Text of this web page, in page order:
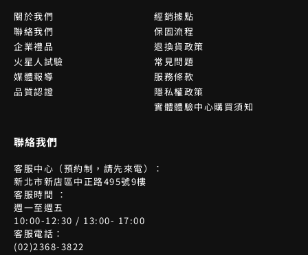
關於我們
聯絡我們
企業禮品
火星人試驗
媒體報導
品質認證
經銷據點
保固流程
退換貨政策
常見問題
服務條款
隱私權政策
實體體驗中心購買須知
聯絡我們
客服中心（預約制，請先來電）：
新北市新店區中正路495號9樓
客服時間 ：
週一至週五
10:00-12:30 / 13:00- 17:00
客服電話：
(02)2368-3822